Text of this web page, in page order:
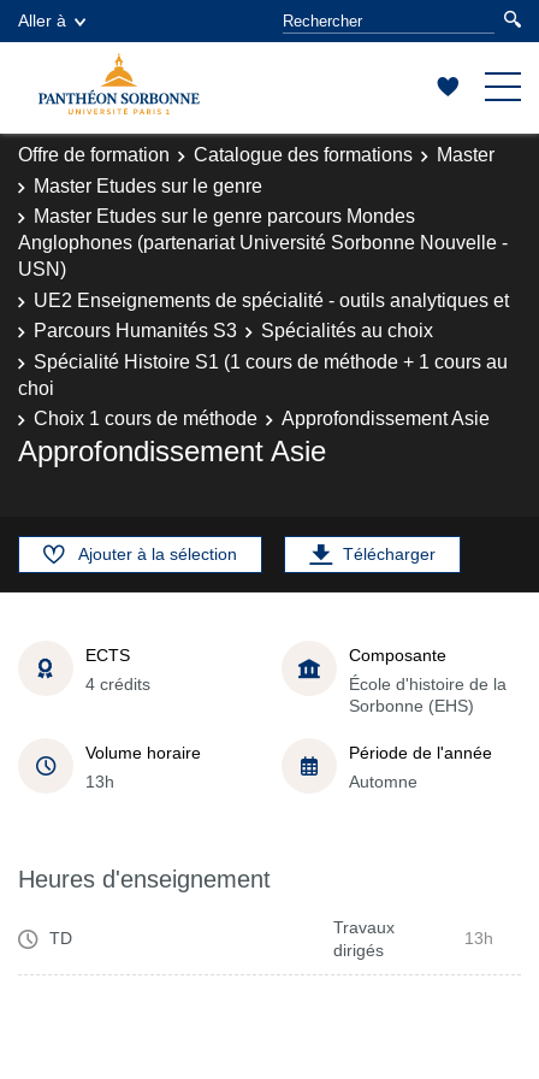
Aller à
Offre de formation Catalogue des formations
Master
Master Etudes sur le genre
Master Etudes sur le genre parcours Mondes
Anglophones (partenariat Université Sorbonne Nouvelle -
USN)
UE2 Enseignements de spécialité - outils analytiques et
Parcours Humanités S3
Spécialités au choix
Spécialité Histoire S1 (1 cours de méthode + 1 cours au
choi
Choix 1 cours de méthode
Approfondissement Asie
Approfondissement Asie
Ajouter à la sélection Télécharger
ECTS
4 crédits
Composante
École d'histoire de la
Sorbonne (EHS)
Volume horaire
13h
Période de l'année
Automne
Heures d'enseignement
TD
Travaux
dirigés
13h